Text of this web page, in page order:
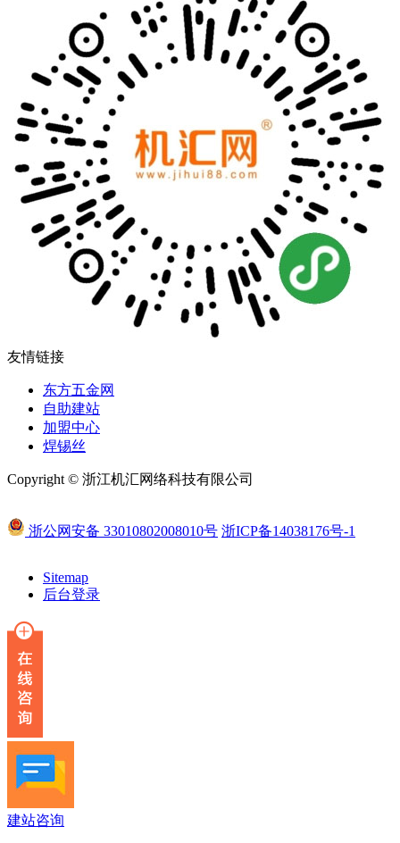
友情链接
东方五金网
自助建站
加盟中心
焊锡丝
Copyright © 浙江机汇网络科技有限公司
浙公网安备 33010802008010号 浙ICP备14038176号-1
Sitemap
后台登录
建站咨询